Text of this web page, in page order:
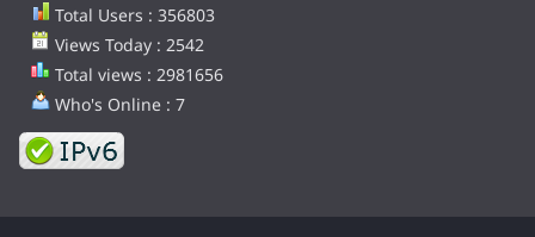
Total Users : 356803
Views Today : 2542
Total views : 2981656
Who's Online : 7